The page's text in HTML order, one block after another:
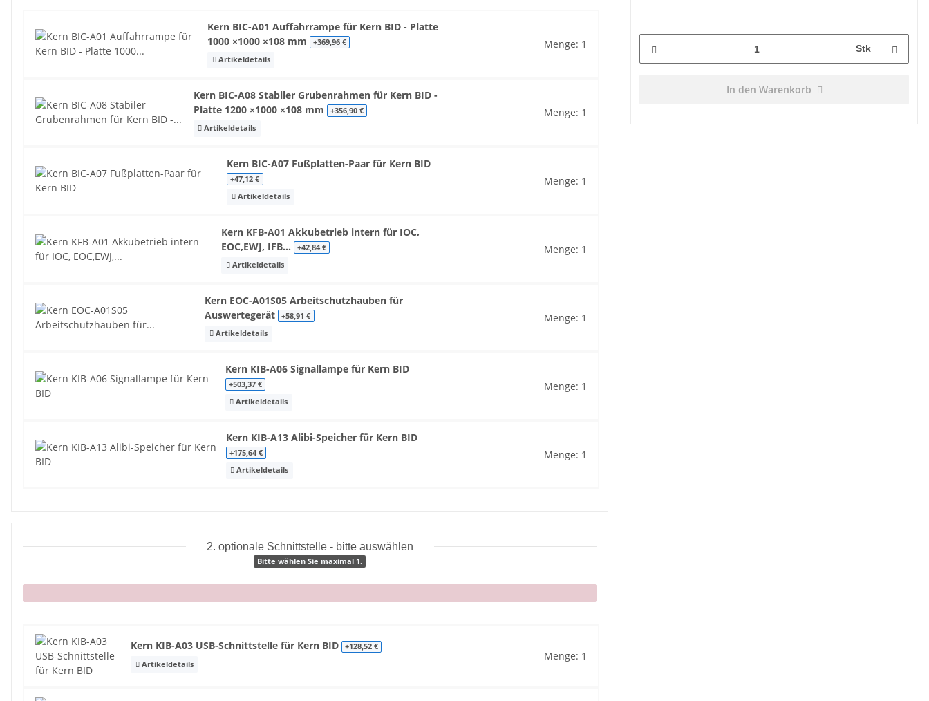
Kern BIC-A01 Auffahrrampe für Kern BID - Platte
1000 ×1000 ×108 mm +369,96 €
Artikeldetails
Menge: 1
Kern BIC-A08 Stabiler Grubenrahmen für Kern BID -
Platte 1200 ×1000 ×108 mm
+356,90 €
Artikeldetails
Menge: 1
Kern BIC-A07 Fußplatten-Paar für Kern BID
+47,12 €
Artikeldetails
Menge: 1
Kern KFB-A01 Akkubetrieb intern für IOC,
EOC,EWJ, IFB...
+42,84 €
Artikeldetails
Menge: 1
Kern EOC-A01S05 Arbeitschutzhauben für
Auswertegerät +58,91 €
Artikeldetails
Menge: 1
Kern KIB-A06 Signallampe für Kern BID
+503,37 €
Artikeldetails
Menge: 1
Kern KIB-A13 Alibi-Speicher für Kern BID
+175,64 €
Artikeldetails
Menge: 1
2. optionale Schnittstelle - bitte auswählen
Bitte wählen Sie maximal 1.
x
Kern KIB-A03 USB-Schnittstelle für Kern BID
+128,52 €
Artikeldetails
Menge: 1
Stk
In den Warenkorb